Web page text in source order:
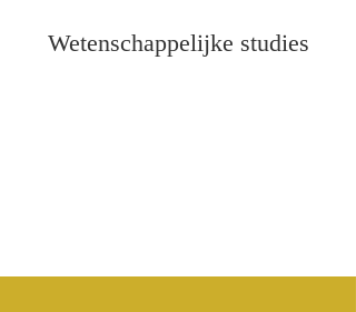
Wetenschappelijke studies